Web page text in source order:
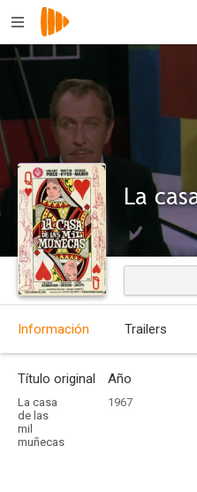
Información Trailers
Título original
La casa
de las
mil
muñecas
Año
1967